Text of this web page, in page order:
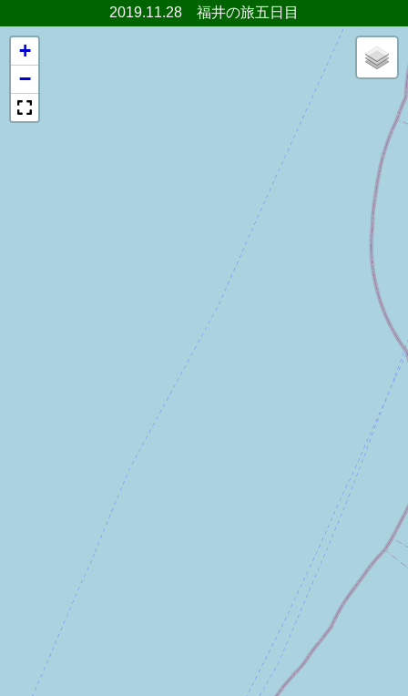
2019.11.28 福井の旅五日目
+
−